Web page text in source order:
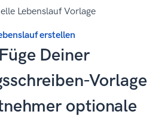
erstellen
Deiner
Vorlage
optionale